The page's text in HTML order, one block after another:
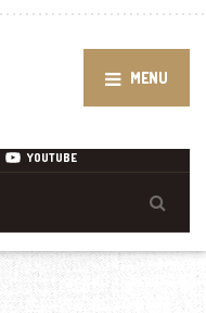
MENU
YOUTUBE